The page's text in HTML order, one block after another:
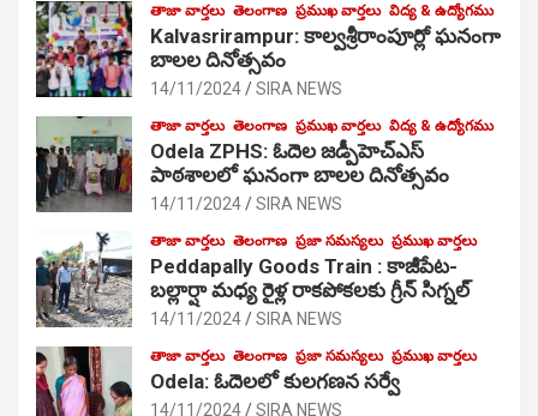
తాజా వార్తలు తెలంగాణ ప్రముఖ వార్తలు విద్య & ఉద్యోగము
Kalvasrirampur: కాల్వశ్రీరాంపూర్లో ఘనంగా
బాలల దినోత్సవం
14/11/2024 SIRA NEWS
తాజా వార్తలు తెలంగాణ ప్రముఖ వార్తలు విద్య & ఉద్యోగము
Odela ZPHS: ఓదెల జ‌డ్పీహెచ్ఎస్
పాఠ‌శాల‌లో ఘనంగా బాలల దినోత్సవం
14/11/2024 SIRA NEWS
తాజా వార్తలు తెలంగాణ ప్రజా సమస్యలు ప్రముఖ వార్తలు
Peddapally Goods Train : కాజీపేట-
బల్లార్షా మధ్య రైళ్ల రాకపోకలకు గ్రీన్ సిగ్నల్
14/11/2024 SIRA NEWS
తాజా వార్తలు తెలంగాణ ప్రజా సమస్యలు ప్రముఖ వార్తలు
Odela: ఓదెలలో కులగణన సర్వే
14/11/2024 SIRA NEWS